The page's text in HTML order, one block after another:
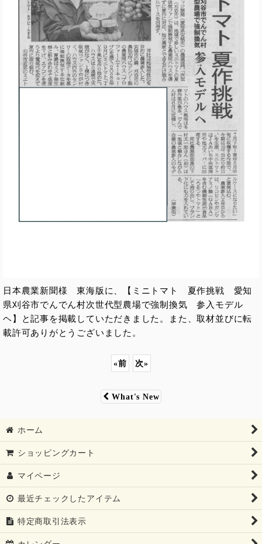
日本農業新聞様 東海版に、【ミニトマト 夏作挑戦 愛知
県刈谷市でんでん村次世代型農場で強制換気 参入モデル
ヘ】と記事を掲載していただきました。また、取材並びに転
載許可ありがとうございました。
«前 次»
What's New
ホーム
ショッピングカート
マイページ
最近チェックしたアイテム
特定商取引法表示